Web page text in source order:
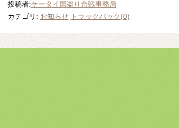
投稿者:ケータイ国盗り合戦事務局
カテゴリ: お知らせ トラックバック(0)